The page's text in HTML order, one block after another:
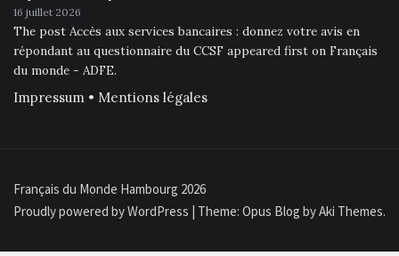
16 juillet 2026
The post Accès aux services bancaires : donnez votre avis en
répondant au questionnaire du CCSF appeared first on Français
du monde - ADFE.
Impressum • Mentions légales
Français du Monde Hambourg 2026
Proudly powered by WordPress
Theme: Opus Blog byAki Themes.